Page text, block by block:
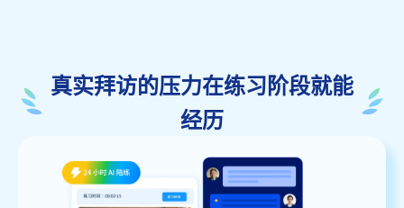
真实拜访的压力在练习阶段就能
经历